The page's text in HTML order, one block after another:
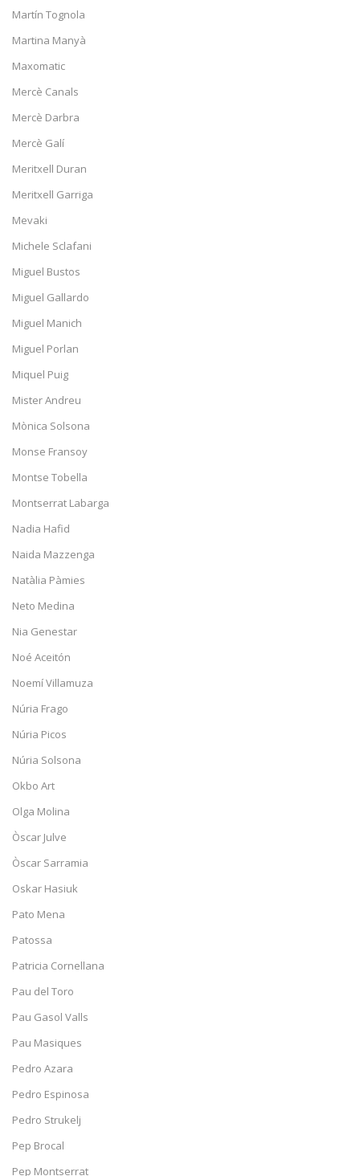
Martín Tognola
Martina Manyà
Maxomatic
Mercè Canals
Mercè Darbra
Mercè Galí
Meritxell Duran
Meritxell Garriga
Mevaki
Michele Sclafani
Miguel Bustos
Miguel Gallardo
Miguel Manich
Miguel Porlan
Miquel Puig
Mister Andreu
Mònica Solsona
Monse Fransoy
Montse Tobella
Montserrat Labarga
Nadia Hafid
Naida Mazzenga
Natàlia Pàmies
Neto Medina
Nia Genestar
Noé Aceitón
Noemí Villamuza
Núria Frago
Núria Picos
Núria Solsona
Okbo Art
Olga Molina
Òscar Julve
Òscar Sarramia
Oskar Hasiuk
Pato Mena
Patossa
Patricia Cornellana
Pau del Toro
Pau Gasol Valls
Pau Masiques
Pedro Azara
Pedro Espinosa
Pedro Strukelj
Pep Brocal
Pep Montserrat